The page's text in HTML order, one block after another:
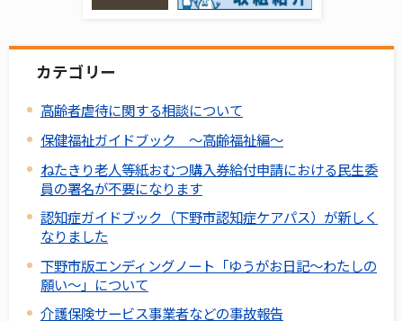
カテゴリー
高齢者虐待に関する相談について
保健福祉ガイドブック ～高齢福祉編～
ねたきり老人等紙おむつ購入券給付申請における民生委
員の署名が不要になります
認知症ガイドブック（下野市認知症ケアパス）が新しく
なりました
下野市版エンディングノート「ゆうがお日記～わたしの
願い～」について
介護保険サービス事業者などの事故報告